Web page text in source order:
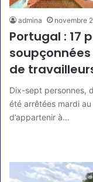
admina novembre
Portugal : 17
de
Dix-sept personnes,
été arrêtées mardi
d’appartenir à…